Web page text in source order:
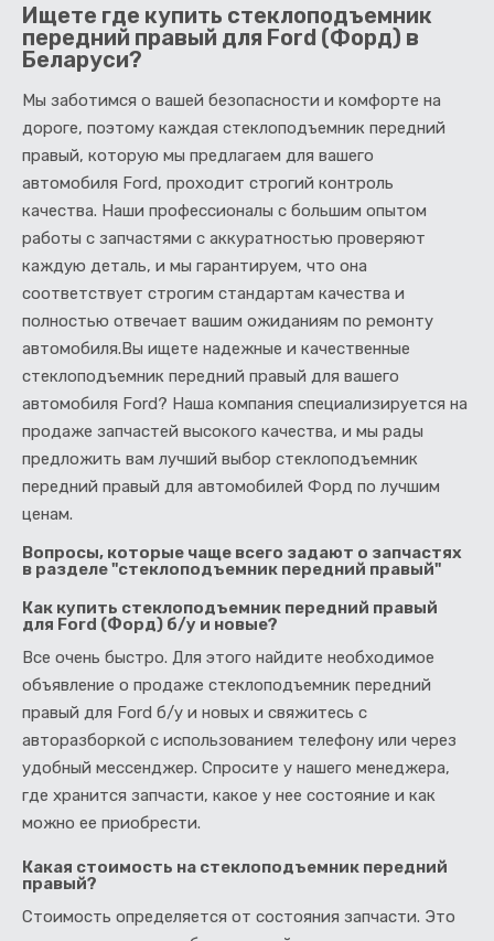
Ищете где купить стеклоподъемник
передний правый для Ford (Форд) в
Беларуси?
Мы заботимся о вашей безопасности и комфорте на
дороге, поэтому каждая стеклоподъемник передний
правый, которую мы предлагаем для вашего
автомобиля Ford, проходит строгий контроль
качества. Наши профессионалы с большим опытом
работы с запчастями с аккуратностью проверяют
каждую деталь, и мы гарантируем, что она
соответствует строгим стандартам качества и
полностью отвечает вашим ожиданиям по ремонту
автомобиля.Вы ищете надежные и качественные
стеклоподъемник передний правый для вашего
автомобиля Ford? Наша компания специализируется на
продаже запчастей высокого качества, и мы рады
предложить вам лучший выбор стеклоподъемник
передний правый для автомобилей Форд по лучшим
ценам.
Вопросы, которые чаще всего задают о запчастях
в разделе "стеклоподъемник передний правый"
Как купить стеклоподъемник передний правый
для Ford (Форд) б/у и новые?
Все очень быстро. Для этого найдите необходимое
объявление о продаже стеклоподъемник передний
правый для Ford б/у и новых и свяжитесь с
авторазборкой с использованием телефону или через
удобный мессенджер. Спросите у нашего менеджера,
где хранится запчасти, какое у нее состояние и как
можно ее приобрести.
Какая стоимость на стеклоподъемник передний
правый?
Стоимость определяется от состояния запчасти. Это